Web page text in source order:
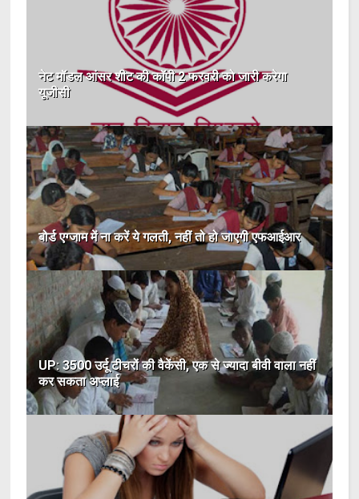
नेट मॉडल आंसर शीट की कॉपी 2 फरवरी को जारी करेगा
यूजीसी
बोर्ड एग्जाम में ना करें ये गलती, नहीं तो हो जाएगी एफआईआर
UP: 3500 उर्दू टीचरों की वैकेंसी, एक से ज्यादा बीवी वाला नहीं
कर सकता अप्लाई